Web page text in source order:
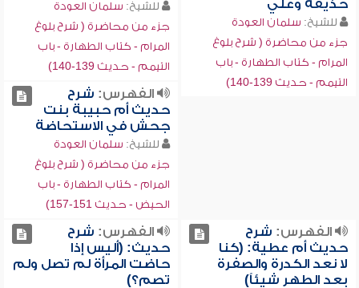
حذيفة وعلي
للشيخ: سلمان العودة
جزء من محاضرة ( شرح بلوغ
المرام - كتاب الطهارة - باب
التيمم - حديث 139-140)
للشيخ: سلمان العودة
جزء من محاضرة ( شرح بلوغ
المرام - كتاب الطهارة - باب
التيمم - حديث 139-140)
الفهرس: شرح
حديث أم حبيبة بنت
جحش في الاستحاضة
للشيخ: سلمان العودة
جزء من محاضرة ( شرح بلوغ
المرام - كتاب الطهارة - باب
الحيض - حديث 151-157)
الفهرس: شرح
حديث أم عطية: (كنا
لا نعد الكدرة والصفرة
بعد الطهر شيئاً)
الفهرس: شرح
حديث: (أليس إذا
حاضت المرأة لم تصل ولم
تصم؟)